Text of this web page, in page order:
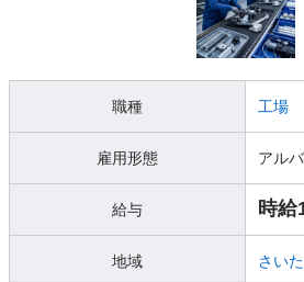
職種 工場
雇用形態 アル
給与 時給
地域 さい